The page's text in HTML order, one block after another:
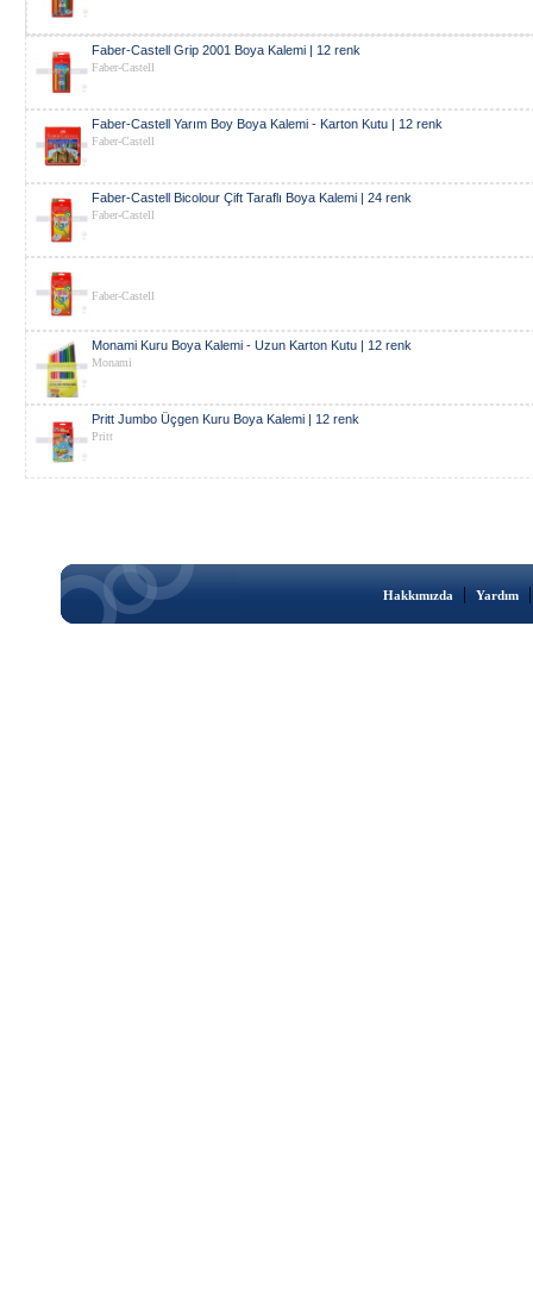
Faber-Castell Grip 2001 Boya Kalemi | 12 renk
Faber-Castell
Faber-Castell Yarım Boy Boya Kalemi - Karton Kutu | 12 renk
Faber-Castell
Faber-Castell Bicolour Çift Taraflı Boya Kalemi | 24 renk
Faber-Castell
Faber-Castell
Monami Kuru Boya Kalemi - Uzun Karton Kutu | 12 renk
Monami
Pritt Jumbo Üçgen Kuru Boya Kalemi | 12 renk
Pritt
Hakkımızda | Yardım